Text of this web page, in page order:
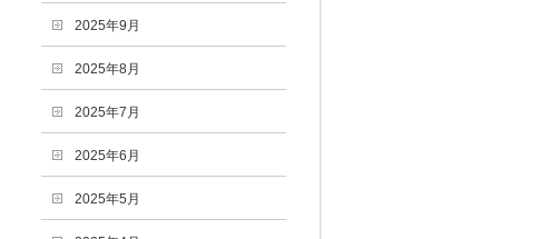
2025年9月
2025年8月
2025年7月
2025年6月
2025年5月